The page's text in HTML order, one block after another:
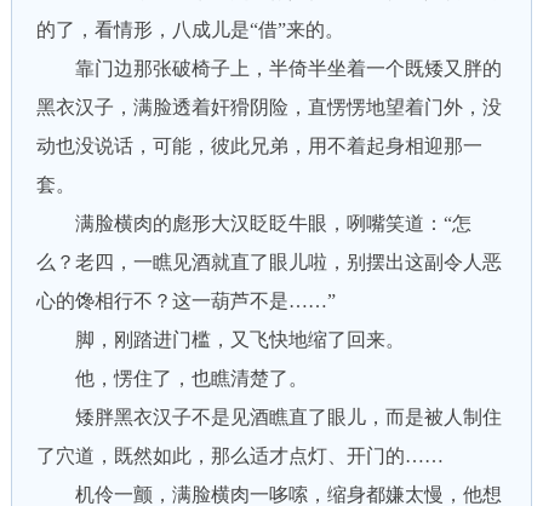
的了，看情形，八成儿是“借”来的。
靠门边那张破椅子上，半倚半坐着一个既矮又胖的
黑衣汉子，满脸透着奸猾阴险，直愣愣地望着门外，没
动也没说话，可能，彼此兄弟，用不着起身相迎那一
套。
满脸横肉的彪形大汉眨眨牛眼，咧嘴笑道：“怎
么？老四，一瞧见酒就直了眼儿啦，别摆出这副令人恶
心的馋相行不？这一葫芦不是……”
脚，刚踏进门槛，又飞快地缩了回来。
他，愣住了，也瞧清楚了。
矮胖黑衣汉子不是见酒瞧直了眼儿，而是被人制住
了穴道，既然如此，那么适才点灯、开门的……
机伶一颤，满脸横肉一哆嗦，缩身都嫌太慢，他想